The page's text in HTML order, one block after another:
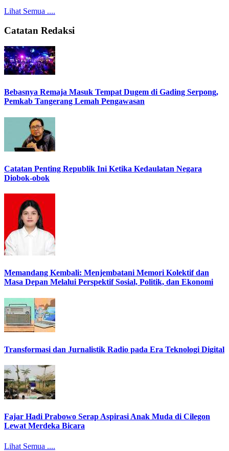
Lihat Semua ....
Catatan Redaksi
Bebasnya Remaja Masuk Tempat Dugem di Gading Serpong,
Pemkab Tangerang Lemah Pengawasan
Catatan Penting Republik Ini Ketika Kedaulatan Negara
Diobok-obok
Memandang Kembali: Menjembatani Memori Kolektif dan
Masa Depan Melalui Perspektif Sosial, Politik, dan Ekonomi
Transformasi dan Jurnalistik Radio pada Era Teknologi Digital
Fajar Hadi Prabowo Serap Aspirasi Anak Muda di Cilegon
Lewat Merdeka Bicara
Lihat Semua ....